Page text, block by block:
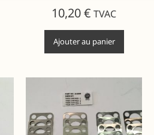
10,20€ TVAC
Ajouter au panier